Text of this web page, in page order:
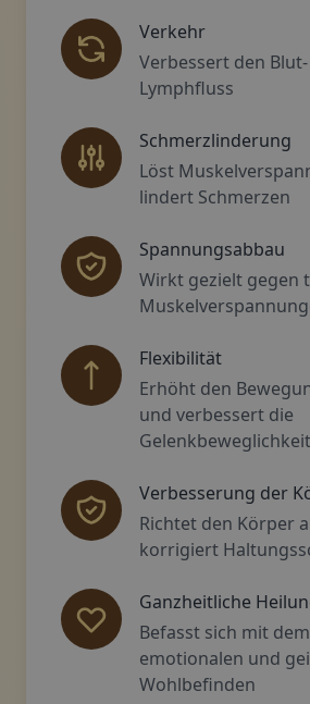
Verkehr
Verbessert den
Lymphfluss
Schmerzlinderung
Löst
lindert Schmerzen
Spannungsabbau
Wirkt gezielt gegen
Flexibilität
Erhöht den
und verbessert die
Gelenkbeweglichkeit
Verbesserung der
Richtet den Körper
korrigiert
Ganzheitliche
Befasst sich mit
emotionalen und
Wohlbefinden